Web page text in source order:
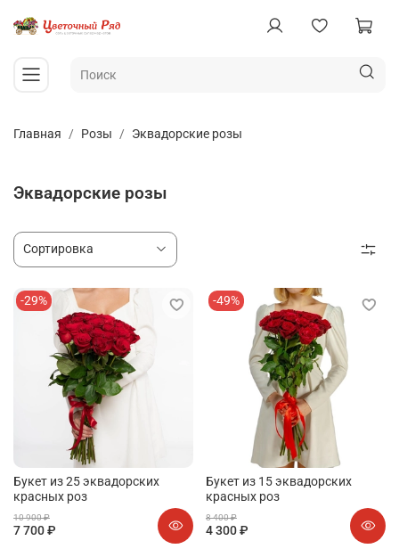
Главная Розы Эквадорские розы
Эквадорские розы
-29%
Букет из 25 эквадорских
красных роз
10 900 ₽
7 700 ₽
-49%
Букет из 15 эквадорских
красных роз
8 400 ₽
4 300 ₽